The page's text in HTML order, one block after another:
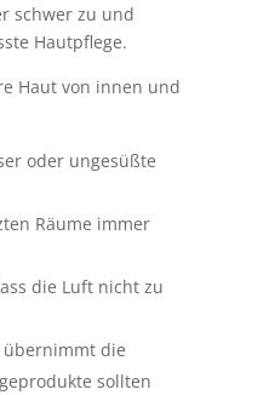
schwer zu und
Hautpflege.
Haut von innen und
oder ungesüßte
Räume immer
die Luft nicht zu
übernimmt die
sollten